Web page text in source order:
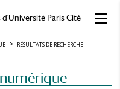
Paris Cité
RÉSULTATS DE RECHERCHE